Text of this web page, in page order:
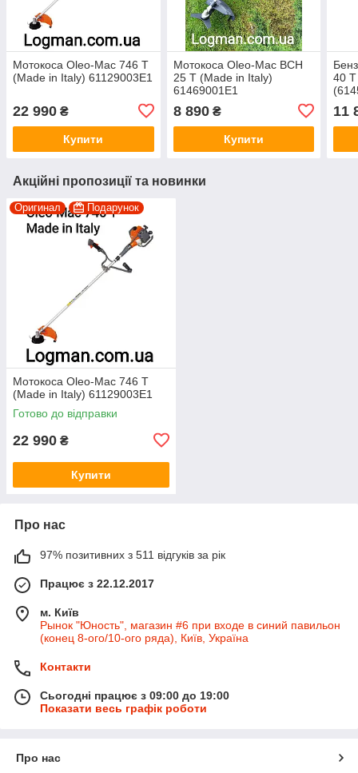
Мотокоса Oleo-Mac 746 T
(Made in Italy) 61129003E1
22 990 ₴
Купити
Мотокоса Oleo-Mac BCH
25 T (Made in Italy)
61469001E1
8 890₴
Купити
40
11
Акційні пропозиції та новинки
Оригинал Подарунок
Мотокоса Oleo-Mac 746 T
(Made in Italy) 61129003E1
Готово до відправки
22 990 ₴
Купити
Про нас
97% позитивних з 511 відгуків за рік
Працює з 22.12.2017
м. Київ
Рынок "Юность", магазин #6 при входе в синий павильон
(конец 8-ого/10-ого ряда), Київ, Україна
Контакти
Сьогодні працює з 09:00 до 19:00
Показати весь графік роботи
Про нас